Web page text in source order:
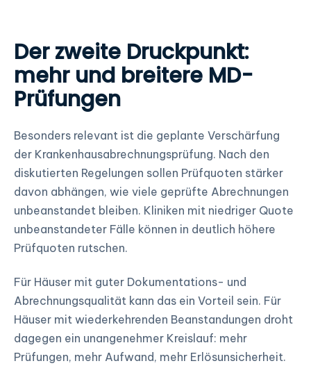
Der zweite Druckpunkt:
mehr und breitere MD-
Prüfungen
Besonders relevant ist die geplante Verschärfung
der Krankenhausabrechnungsprüfung. Nach den
diskutierten Regelungen sollen Prüfquoten stärker
davon abhängen, wie viele geprüfte Abrechnungen
unbeanstandet bleiben. Kliniken mit niedriger Quote
unbeanstandeter Fälle können in deutlich höhere
Prüfquoten rutschen.
Für Häuser mit guter Dokumentations- und
Abrechnungsqualität kann das ein Vorteil sein. Für
Häuser mit wiederkehrenden Beanstandungen droht
dagegen ein unangenehmer Kreislauf: mehr
Prüfungen, mehr Aufwand, mehr Erlösunsicherheit.